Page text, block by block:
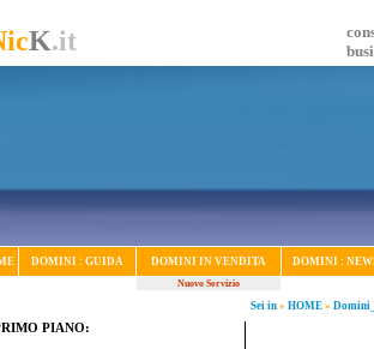
K.it
DOMINI : GUIDA DOMINI IN VENDITA DOMINI :
Nuovo Servizio
Sei in » HOME »
PIANO: